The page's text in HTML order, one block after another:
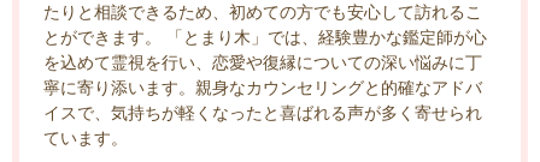
たりと相談できるため、初めての方でも安心して訪れるこ
とができます。 「とまり木」では、経験豊かな鑑定師が心
を込めて霊視を行い、恋愛や復縁についての深い悩みに丁
寧に寄り添います。親身なカウンセリングと的確なアドバ
イスで、気持ちが軽くなったと喜ばれる声が多く寄せられ
ています。